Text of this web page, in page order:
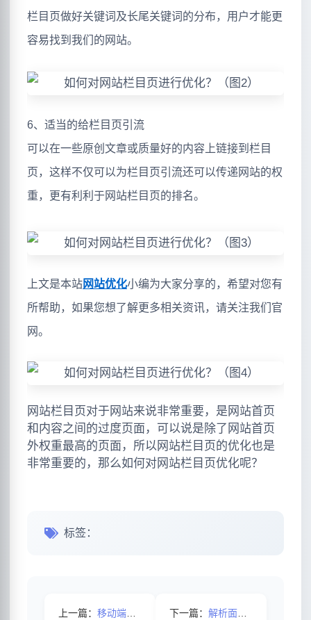
栏目页做好关键词及长尾关键词的分布，用户才能更
容易找到我们的网站。
6、适当的给栏目页引流
可以在一些原创文章或质量好的内容上链接到栏目
页，这样不仅可以为栏目页引流还可以传递网站的权
重，更有利利于网站栏目页的排名。
上文是本站网站优化小编为大家分享的，希望对您有
所帮助，如果您想了解更多相关资讯，请关注我们官
网。
网站栏目页对于网站来说非常重要，是网站首页
和内容之间的过度页面，可以说是除了网站首页
外权重最高的页面，所以网站栏目页的优化也是
非常重要的，那么如何对网站栏目页优化呢？
标签：
上一篇： 移动端口的排名需要注意哪些事项？ 下一篇： 解析面包屑导航对SEO有什么作用呢?